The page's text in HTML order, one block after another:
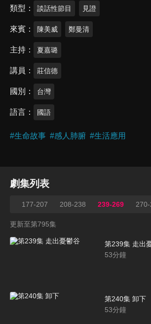
類型 談話性節目 見證
來賓 陳美威 鄭曼清
主持 夏嘉璐
講員 莊信德
國別 台灣
語言 國語
#生命故事 #感人肺腑 #生活應用
劇集列表
177-207 208-238 239-269
更新至第795集
第239集 走出
53分鐘
第240集 卸下
53分鐘